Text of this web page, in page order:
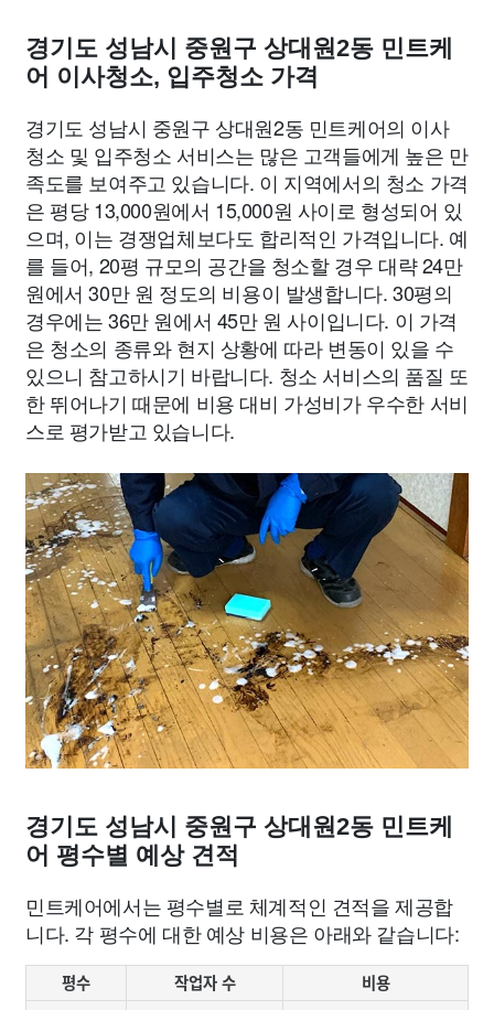
경기도 성남시 중원구 상대원2동 민트케
어 이사청소, 입주청소 가격
경기도 성남시 중원구 상대원2동 민트케어의 이사
청소 및 입주청소 서비스는 많은 고객들에게 높은 만
족도를 보여주고 있습니다. 이 지역에서의 청소 가격
은 평당 13,000원에서 15,000원 사이로 형성되어 있
으며, 이는 경쟁업체보다도 합리적인 가격입니다. 예
를 들어, 20평 규모의 공간을 청소할 경우 대략 24만
원에서 30만 원 정도의 비용이 발생합니다. 30평의
경우에는 36만 원에서 45만 원 사이입니다. 이 가격
은 청소의 종류와 현지 상황에 따라 변동이 있을 수
있으니 참고하시기 바랍니다. 청소 서비스의 품질 또
한 뛰어나기 때문에 비용 대비 가성비가 우수한 서비
스로 평가받고 있습니다.
경기도 성남시 중원구 상대원2동 민트케
어 평수별 예상 견적
민트케어에서는 평수별로 체계적인 견적을 제공합
니다. 각 평수에 대한 예상 비용은 아래와 같습니다:
평수 작업자 수
비용